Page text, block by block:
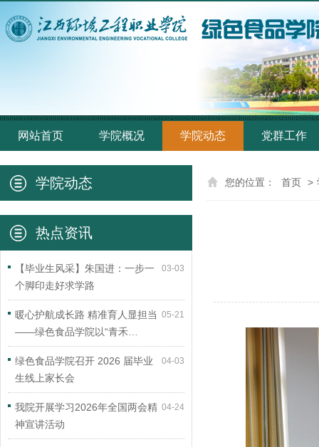
网站首页 学院概况 学院动态 党群工作
学院动态
热点资讯
03-03
【毕业生风采】朱国进：一步一
个脚印走好求学路
05-21
暖心护航成长路 精准育人显担当
——绿色食品学院以“青禾…
04-03
绿色食品学院召开 2026 届毕业
生线上家长会
04-24
我院开展学习2026年全国两会精
神宣讲活动
您的位置： 首页 >